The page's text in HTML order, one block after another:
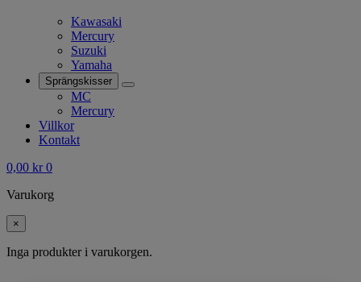
Kawasaki
Mercury
Suzuki
Yamaha
Sprängskisser
MC
Mercury
Villkor
Kontakt
0,00 kr 0
Varukorg
×
Inga produkter i varukorgen.